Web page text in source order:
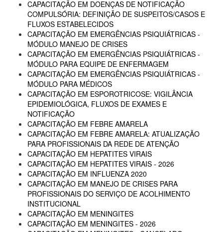
CAPACITAÇÃO EM DOENÇAS DE NOTIFICAÇÃO
COMPULSÓRIA: DEFINIÇÃO DE SUSPEITOS/CASOS E
FLUXOS ESTABELECIDOS
CAPACITAÇÃO EM EMERGÊNCIAS PSIQUIÁTRICAS -
MÓDULO MANEJO DE CRISES
CAPACITAÇÃO EM EMERGÊNCIAS PSIQUIÁTRICAS -
MÓDULO PARA EQUIPE DE ENFERMAGEM
CAPACITAÇÃO EM EMERGÊNCIAS PSIQUIÁTRICAS -
MÓDULO PARA MÉDICOS
CAPACITAÇÃO EM ESPOROTRICOSE: VIGILÂNCIA
EPIDEMIOLÓGICA, FLUXOS DE EXAMES E
NOTIFICAÇÃO
CAPACITAÇÃO EM FEBRE AMARELA
CAPACITAÇÃO EM FEBRE AMARELA: ATUALIZAÇÃO
PARA PROFISSIONAIS DA REDE DE ATENÇÃO
CAPACITAÇÃO EM HEPATITES VIRAIS
CAPACITAÇÃO EM HEPATITES VIRAIS - 2026
CAPACITAÇÃO EM INFLUENZA 2020
CAPACITAÇÃO EM MANEJO DE CRISES PARA
PROFISSIONAIS DO SERVIÇO DE ACOLHIMENTO
INSTITUCIONAL
CAPACITAÇÃO EM MENINGITES
CAPACITAÇÃO EM MENINGITES - 2026